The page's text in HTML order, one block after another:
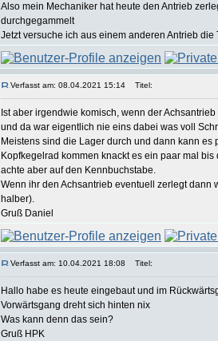
Also mein Mechaniker hat heute den Antrieb
durchgegammelt
Jetzt versuche ich aus einem anderen Antrieb die
Verfasst am: 08.04.2021 15:14 Titel:
Ist aber irgendwie komisch, wenn der
und da war eigentlich nie eins dabei was voll
Meistens sind die Lager durch und dann kann
Kopfkegelrad kommen knackt es ein paar mal
achte aber auf den Kennbuchstabe.
Wenn ihr den Achsantrieb eventuell zerlegt dann
halber).
Gruß Daniel
Verfasst am: 10.04.2021 18:08 Titel:
Hallo habe es heute eingebaut und im
Vorwärtsgang dreht sich hinten nix
Was kann denn das sein?
Gruß HPK